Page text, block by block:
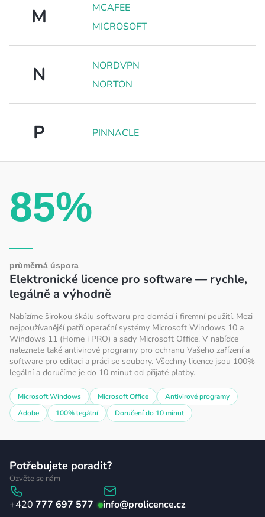
M
MCAFEE
MICROSOFT
N
NORDVPN
NORTON
P PINNACLE
85%
průměrná úspora
Elektronické licence pro software — rychle,
legálně a výhodně
Nabízíme širokou škálu softwaru pro domácí i firemní použití. Mezi
nejpoužívanější patří operační systémy Microsoft Windows 10 a
Windows 11 (Home i PRO) a sady Microsoft Office. V nabídce
naleznete také antivirové programy pro ochranu Vašeho zařízení a
software pro editaci a práci se soubory. Všechny licence jsou 100%
legální a doručíme je do 10 minut od přijaté platby.
Microsoft Windows Microsoft Office
Antivirové programy
Adobe
100% legální Doručení do 10 minut
Potřebujete poradit?
Ozvěte se nám
777 697 577 info@prolicence.cz